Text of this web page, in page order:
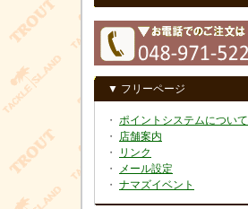
▼ フリーページ
・ ポイントシステムについて
・ 店舗案内
・
リンク
・
メール設定
・ ナマズイベント